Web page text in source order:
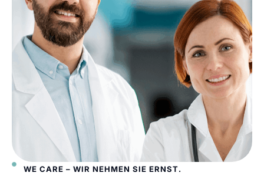
WE CARE – WIR NEHMEN SIE ERNST.